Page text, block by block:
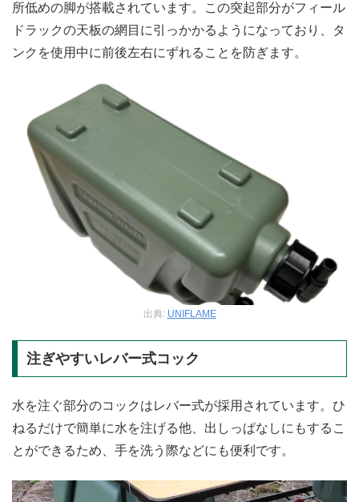
所低めの脚が搭載されています。この突起部分がフィール
ドラックの天板の網目に引っかかるようになっており、タ
ンクを使用中に前後左右にずれることを防ぎます。
出典: UNIFLAME
注ぎやすいレバー式コック
水を注ぐ部分のコックはレバー式が採用されています。ひ
ねるだけで簡単に水を注げる他、出しっぱなしにもするこ
とができるため、手を洗う際などにも便利です。